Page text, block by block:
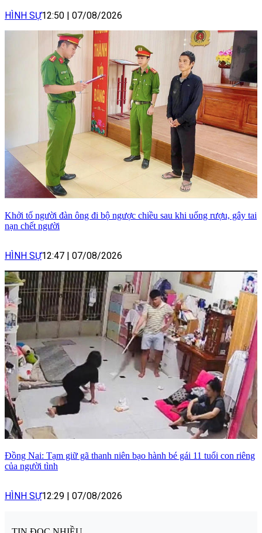
HÌNH SỰ12:50 07/08/2026
Khởi tố người đàn ông đi bộ ngược chiều sau khi uống rượu, gây tai
nạn chết người
HÌNH SỰ12:47 07/08/2026
Đồng Nai: Tạm giữ gã thanh niên bạo hành bé gái 11 tuổi con riêng
của người tình
HÌNH SỰ12:29 07/08/2026